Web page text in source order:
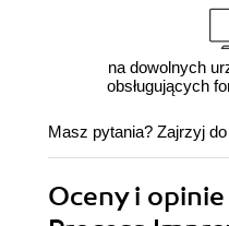
na dowolnych
obsługujących
Masz pytania? Zajrzyj do
Oceny i